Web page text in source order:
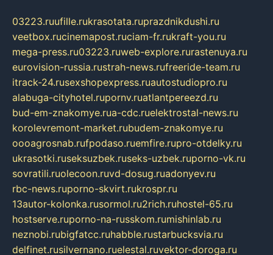
03223.ruufille.rukrasotata.ruprazdnikdushi.ru
veetbox.rucinemapost.ruciam-fr.rukraft-you.ru
mega-press.ru03223.ruweb-explore.rurastenuya.ru
eurovision-russia.rustrah-news.rufreeride-team.ru
itrack-24.rusexshopexpress.ruautostudiopro.ru
alabuga-cityhotel.rupornv.ruatlantpereezd.ru
bud-em-znakomye.rua-cdc.ruelektrostal-news.ru
korolevremont-market.rubudem-znakomye.ru
oooagrosnab.rufpodaso.ruemfire.rupro-otdelky.ru
ukrasotki.ruseksuzbek.ruseks-uzbek.ruporno-vk.ru
sovratili.ruolecoon.ruvd-dosug.ruadonyev.ru
rbc-news.ruporno-skvirt.rukrospr.ru
13autor-kolonka.rusormol.ru2rich.ruhostel-65.ru
hostserve.ruporno-na-russkom.rumishinlab.ru
neznobi.rubigfatcc.ruhabble.rustarbucksvia.ru
delfinet.rusilvernano.ruelestal.ruvektor-doroga.ru